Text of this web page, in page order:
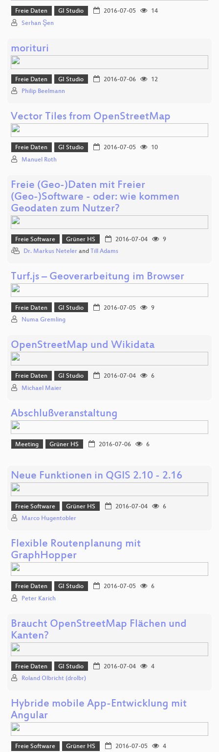
Freie Daten GI Studio 2016-07-05
14
Serhan Şen
morituri
Freie Daten GI Studio 2016-07-06
12
Philip Beelmann
Vector Tiles from OpenStreetMap
Freie Daten GI Studio 2016-07-05
10
Manuel Roth
Freie (Geo-)Daten mit Freier
(Geo-)Software - oder: wie kommen
Geodaten zum Nutzer?
Freie Software Grüner HS 2016-07-04
9
Dr. Markus Neteler and Till Adams
Turf.js – Geoverarbeitung im Browser
Freie Daten GI Studio 2016-07-05
9
Numa Gremling
OpenStreetMap und Wikidata
Freie Daten GI Studio 2016-07-04
6
Michael Maier
Abschlußveranstaltung
Meeting Grüner HS 2016-07-06 6
Neue Funktionen in QGIS 2.10 - 2.16
Freie Software Grüner HS 2016-07-04
6
Marco Hugentobler
Flexible Routenplanung mit
GraphHopper
Freie Daten GI Studio 2016-07-05
6
Peter Karich
Braucht OpenStreetMap Flächen und
Kanten?
Freie Daten GI Studio 2016-07-04
4
Roland Olbricht (drolbr)
Hybride mobile App-Entwicklung mit
Angular
Freie Software Grüner HS 2016-07-05 4